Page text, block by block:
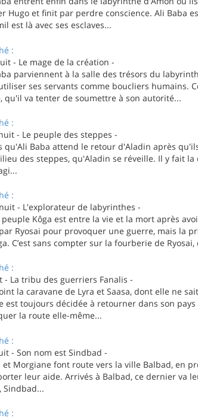
Hugo et finit par perdre conscience. Ali Baba
est là avec ses esclaves...
- Le mage de la création -
parviennent à la salle des trésors du
ses servants comme boucliers humains.
qu'il va tenter de soumettre à son autorité...
- Le peuple des steppes -
qu'Ali Baba attend le retour d'Aladin après
des steppes, qu'Aladin se réveille. Il y fait
- L'explorateur de labyrinthes -
Kôga est entre la vie et la mort après
Ryosai pour provoquer une guerre, mais la
C’est sans compter sur la fourberie de
- La tribu des guerriers Fanalis -
la caravane de Lyra et Saasa, dont elle ne
est toujours décidée à retourner dans son
la route elle-même...
- Son nom est Sindbad -
et Morgiane font route vers la ville Balbad, en
leur aide. Arrivés à Balbad, ce dernier va
Sindbad...